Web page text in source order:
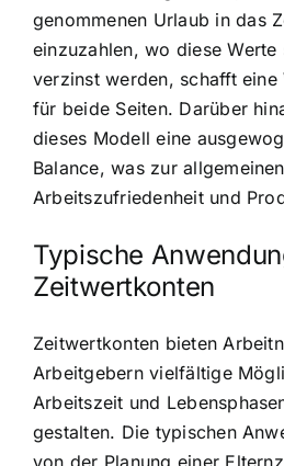
genommenen Urlaub in das
einzuzahlen, wo diese
verzinst werden, schafft
für beide Seiten. Darüber
dieses Modell eine
Balance, was zur allgemeinen
Arbeitszufriedenheit und
Typische
Zeitwertkonten
Zeitwertkonten bieten
Arbeitgebern vielfältige
Arbeitszeit und
gestalten. Die typischen